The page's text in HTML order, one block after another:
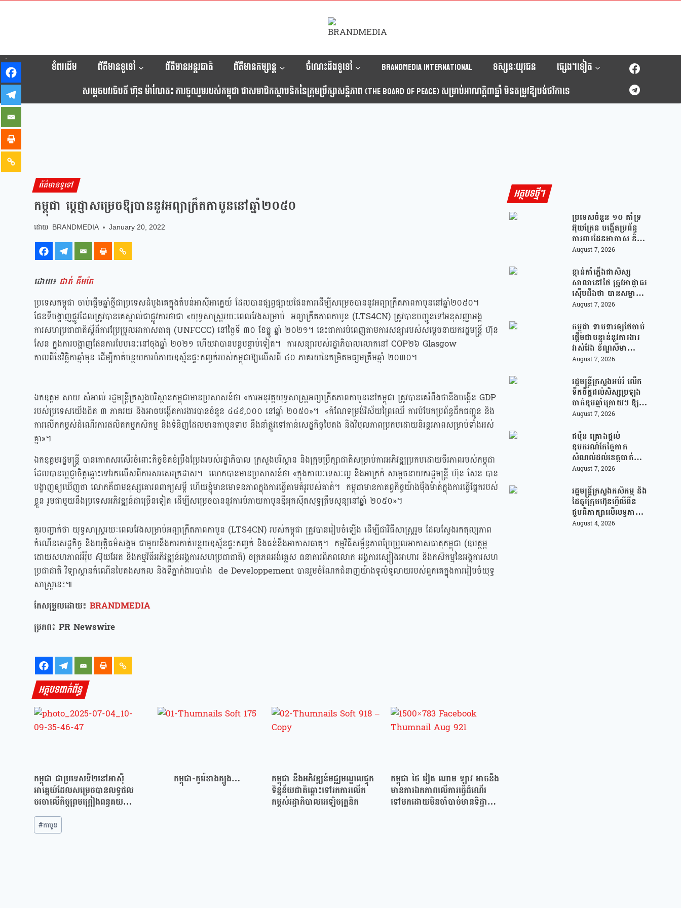
ទំពរដើម ព័ត៌មានទូទៅ ព័ត៌មានអន្តរជាតិ ព័ត៌មានកម្សាន្ត ចំណេះដឹងទូទៅ Brandmedia international ទស្សនៈយុវជន
ផ្សេងៗទៀត
សម្តេចបវរធិបតី ហ៊ុន ម៉ាណែត៖ ការចូលរួមរបស់កម្ពុជា ជាសមាជិកស្ថាបនិកនៃក្រុមប្រឹក្សាសន្តិភាព (The Board Of Peace) សម្រាប់អាណត្តិ៣ឆ្នាំ មិនតម្រូវឱ្យបង់ថវិកាទេ
ព័ត៌មានទូទៅ
កម្ពុជា ប្ដេជ្ញាសម្រេចឱ្យបាននូវអព្យាក្រឹតកាបូននៅឆ្នាំ២០៥០
BRANDMEDIA January 20, 2022
ដោយ៖ ផាត់ គឹមឆែ
ប្រទេសកម្ពុជា ចាប់ផ្តើមឆ្នាំថ្មីជាប្រទេសដំបូងគេក្នុងតំបន់អាស៊ីអាគ្នេយ៍ ដែលបានផ្សព្វផ្សាយផែនការដើម្បីសម្រេចបាននូវអព្យាក្រឹតភាពកាបូននៅឆ្នាំ២០៥០។
ផែនទីបង្ហាញផ្លូវដែលត្រូវបានគេស្គាល់ជាផ្លូវការថាជា «យុទ្ធសាស្ត្ររយៈពេលវែងសម្រាប់ អព្យាក្រឹតភាពកាបូន (LTS4CN) ត្រូវបានបញ្ជូនទៅអនុសញ្ញាអង្គ
ការសហប្រជាជាតិស្តីពីការប្រែប្រួលអាកាសធាតុ (UNFCCC) នៅថ្ងៃទី ៣០ ខែធ្នូ ឆ្នាំ ២០២១។ នេះជាការបំពេញតាមការសន្យារបស់សម្ដេចនាយករដ្ឋមន្ត្រី ហ៊ុន
សែន ក្នុងការបង្ហាញផែនការបែបនេះនៅចុងឆ្នាំ ២០២១ ហើយវាបានបន្តបន្ទាប់ទៀត។ ការសន្យារបស់រដ្ឋាភិបាលលោកនៅ COP២៦​ Glasgow
កាលពីខែវិច្ឆិកាឆ្នាំមុន ដើម្បីកាត់បន្ថយការបំភាយឧស្ម័នផ្ទះកញ្ចក់របស់កម្ពុជាឱ្យលើសពី ៤០ ភាគរយនៃកម្រិតមធ្យមត្រឹមឆ្នាំ ២០៣០។
ឯកឧត្តម សាយ សំអាល់ រដ្ឋមន្ត្រីក្រសួងបរិស្ថានកម្ពុជាមានប្រសាសន៍ថា «ការអនុវត្តយុទ្ធសាស្ត្រអព្យាក្រឹតភាពកាបូននៅកម្ពុជា ត្រូវបានគេរំពឹងថានឹងបង្កើន GDP
របស់ប្រទេសយើងជិត ៣ ភាគរយ និងអាចបង្កើតការងារបានចំនួន ៤៤៩,០០០ នៅឆ្នាំ ២០៥០»។ «កំណែទម្រង់វិស័យព្រៃឈើ ការបំបែកប្រព័ន្ធដឹកជញ្ជូន និង
ការលើកកម្ពស់ដំណើរការផលិតកម្មកសិកម្ម និងទំនិញដែលមានកាបូនទាប នឹងនាំផ្លូវទៅកាន់សេដ្ឋកិច្ចបៃតង និងវិបុលភាពប្រកបដោយនិរន្តរភាពសម្រាប់ទាំងអស់
គ្នា»។
ឯកឧត្តមរដ្ឋមន្ត្រី បានកោតសរសើរចំពោះកិច្ចខិតខំប្រឹងប្រែងរបស់រដ្ឋាភិបាល ក្រសួងបរិស្ថាន និងក្រុមប្រឹក្សាជាតិសម្រាប់ការអភិវឌ្ឍប្រកបដោយចីរភាពរបស់កម្ពុជា
ដែលបានប្តេជ្ញាចិត្តឆ្ពោះទៅរកលើសពីការសរសេរក្រដាស។ លោកបានមានប្រសាសន៍ថា «ក្នុងកាលៈទេសៈល្អ និងអាក្រក់ សម្ដេចនាយករដ្ឋមន្ត្រី ហ៊ុន សែន បាន
បង្ហាញឲ្យឃើញថា លោកគឺជាមនុស្សគោរពពាក្យសម្ដី ហើយខ្ញុំមានមោទនភាពក្នុងការធ្វើតាមគំរូរបស់គាត់។ កម្ពុជាមានកាតព្វកិច្ចយ៉ាងម៉ឺងម៉ាត់ក្នុងការធ្វើផ្នែករបស់
ខ្លួន រួមជាមួយនឹងប្រទេសអភិវឌ្ឍន៍ជាច្រើនទៀត ដើម្បីសម្រេចបាននូវការបំភាយកាបូនឌីអុកស៊ីតសុទ្ធត្រឹមសូន្យនៅឆ្នាំ ២០៥០»។
គួរបញ្ជាក់ថា យុទ្ធសាស្ត្ររយៈពេលវែងសម្រាប់អព្យាក្រឹតភាពកាបូន (LTS4CN) របស់កម្ពុជា ត្រូវបានរៀបចំឡើង ដើម្បីជាវិធីសាស្រ្តរួម ដែលស្វែងរកតុល្យភាព
កំណើនសេដ្ឋកិច្ច និងយុត្តិធម៌សង្គម ជាមួយនឹងការកាត់បន្ថយឧស្ម័នផ្ទះកញ្ចក់ និងធន់នឹងអាកាសធាតុ។ កម្មវិធីសម្ព័ន្ធភាពប្រែប្រួលអាកាសធាតុកម្ពុជា (ឧបត្ថម្ភ
ដោយសហភាពអឺរ៉ុប ស៊ុយអែត និងកម្មវិធីអភិវឌ្ឍន៍អង្គការសហប្រជាជាតិ) ចក្រភពអង់គ្លេស ធនាគារពិភពលោក អង្គការស្បៀងអាហារ និងកសិកម្មនៃអង្គការសហ
ប្រជាជាតិ វិទ្យាស្ថានកំណើនបៃតងសកល និងទីភ្នាក់ងារបារាំង de Developpement បានរួមចំណែកជំនាញយ៉ាងទូលំទូលាយរបស់ពួកគេក្នុងការរៀបចំយុទ្ធ
សាស្ត្រនេះ៕
កែសម្រួលដោយ៖ BRANDMEDIA
ប្រភព៖ PR Newswire
អត្ថបទពាក់ព័ន្ធ
កម្ពុជា ជាប្រទេសទី២នៅអាស៊ី
អាគ្នេយ៍ដែលសម្រេចបានលទ្ធផល
ចរចាលើកិច្ចព្រមព្រៀងពន្ធគយ
បដិការជាមួយសហរដ្ឋអាម៉េរិក!
កម្ពុជា-កូរ៉េខាងត្បូង… កម្ពុជា នឹងអភិវឌ្ឍន៍មជ្ឈមណ្ឌលផ្ទុក
ទិន្នន័យជាតិឆ្ពោះទៅរកការលើក
កម្ពស់រដ្ឋាភិបាលអេឡិចត្រូនិក
កម្ពុជា ថៃ វៀត ណាម ឡាវ អាចនឹង
មានការឯកភាពលើការធ្វើដំណើរ
ទៅមកដោយមិនចាំបាច់មានទិដ្ឋាការ
Post
Tags:
#កាបូន
អត្ថបទថ្មីៗ
ប្រទេសចំនួន ១០ គាំទ្រ
អ៊ុយក្រែន បង្កើតប្រព័ន្ធ
ការពារដែនអាកាស និងមី
ស៊ីលបាលីស្ទិក រួមគ្នាជា
August 7, 2026
ខ្មាន់កាំភ្លើងជាសិស្ស
សាលានៅថៃ ត្រូវអាជ្ញាធរ
ស៊ើបដឹងថា បានសម្លាប់
យាយតារបស់ខ្លួន មុន
នៅសាលារៀន
August 7, 2026
កម្ពុជា ទាមទារឲ្យថៃចាប់
ផ្តើមជាបន្ទាន់នូវការងារ
វាស់វែង ខ័ណ្ឌសីមា
ព្រំដែនគោគ (JBC) និង
សសឹកវិលទៅលំនៅឋាន
វិញ ដោយគ្មានការរារាំង
August 7, 2026
រដ្ឋមន្រ្តីក្រសួងអប់រំ លើក
ទឹកចិត្តដល់សិស្សប្រឡង
បាក់ឌុបឆ្នាំក្រោយៗ ឱ្យ
ជ្រើសរើសយកការប្រឡង
ឆ្លើយតបទៅនឹងតម្រូវការ
ធនធានមនុស្សក្នុងយុគ
សម័យបច្ចេកវិទ្យា
August 7, 2026
ជប៉ុន គ្រោងផ្តល់
ឧបករណ៍កែច្នៃកាក
សំណល់ដល់ខេត្តបាត់
ដំបង ដើម្បីជួយលើក
គ្រប់គ្រងសំណល់
August 7, 2026
រដ្ឋមន្រ្តីក្រសួងកសិកម្ម និង
ដៃគូរក្រុមហ៊ុនហ្វីលីពីន
ជួបពិភាក្សាលើលទ្ធភាព
ជំរុញការនាំចេញកសិផល
August 4, 2026